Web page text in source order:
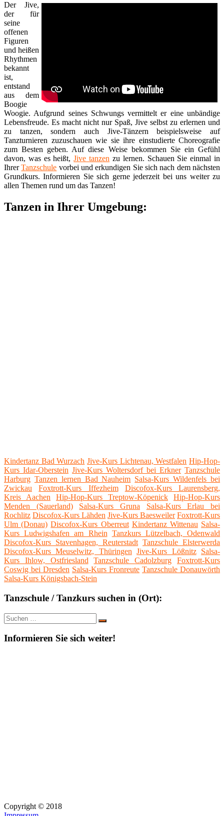
Der Jive,
der für
seine
offenen
Figuren
und heißen
Rhythmen
bekannt
ist,
entstand
aus dem
Boogie
Woogie. Aufgrund seines Schwungs vermittelt er eine unbändige
Lebensfreude. Es macht nicht nur Spaß, Jive selbst zu erlernen und
zu tanzen, sondern auch Jive-Tänzern beispielsweise auf
Tanzturnieren zuzuschauen wie sie ihre einstudierte Choreografie
zum Besten geben. Auf diese Weise bekommen Sie ein Gefühl
davon, was es heißt,Jive tanzen zu lernen. Schauen Sie einmal in
IhrerTanzschule vorbei und erkundigen Sie sich nach dem nächsten
Grundkurs. Informieren Sie sich gerne jederzeit bei uns weiter zu
allen Themen rund um das Tanzen!
Tanzen in Ihrer Umgebung:
Kindertanz Bad Wurzach Jive-Kurs Lichtenau, Westfalen Hip-Hop-
Kurs Idar-Oberstein Jive-Kurs Woltersdorf bei Erkner Tanzschule
Harburg Tanzen lernen Bad Nauheim Salsa-Kurs Wildenfels bei
Zwickau
Foxtrott-Kurs Iffezheim
Discofox-Kurs Laurensberg,
Kreis Aachen
Hip-Hop-Kurs Treptow-Köpenick
Hip-Hop-Kurs
Menden (Sauerland)
Salsa-Kurs Gruna
Salsa-Kurs Erlau bei
Rochlitz Discofox-Kurs Lähden Jive-Kurs Baesweiler Foxtrott-Kurs
Ulm (Donau) Discofox-Kurs Oberreut Kindertanz Wittenau Salsa-
Kurs Ludwigshafen am Rhein Tanzkurs Lützelbach, Odenwald
Discofox-Kurs Stavenhagen, Reuterstadt Tanzschule Elsterwerda
Discofox-Kurs Meuselwitz, Thüringen
Jive-Kurs Lößnitz
Salsa-
Kurs Ihlow, Ostfriesland
Tanzschule Cadolzburg
Foxtrott-Kurs
Coswig bei Dresden Salsa-Kurs Fronreute Tanzschule Donauwörth
Salsa-Kurs Königsbach-Stein
Tanzschule / Tanzkurs suchen in (Ort):
Suche
nach:
Suchen
Informieren Sie sich weiter!
Copyright © 2018